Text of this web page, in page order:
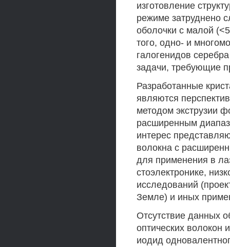
изготовление
режиме затруднено
оболочки с малой
того, одно- и
галогенидов
задачи, требующие
Разработанные
являются
методом экструзии
расширенным
интерес
волокна с
для применения в
стоэлектронике,
исследований
Земле) и иных
Отсутствие данных
оптических волокон
иодид